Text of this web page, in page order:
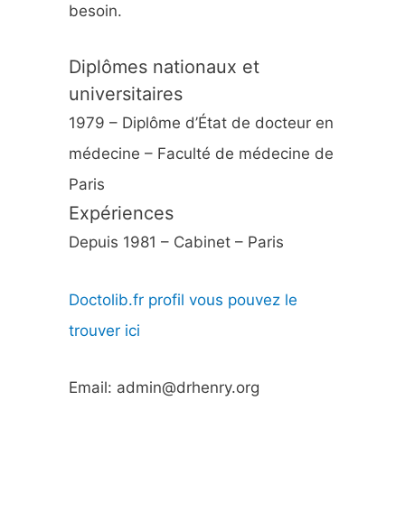
besoin.
Diplômes nationaux et
universitaires
1979 – Diplôme d’État de docteur en
médecine – Faculté de médecine de
Paris
Expériences
Depuis 1981 – Cabinet – Paris
Doctolib.fr profil vous pouvez le
trouver ici
Email: admin@drhenry.org